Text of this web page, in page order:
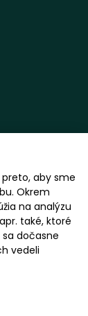
aby sme
Okrem
na analýzu
také, ktoré
dočasne
vedeli